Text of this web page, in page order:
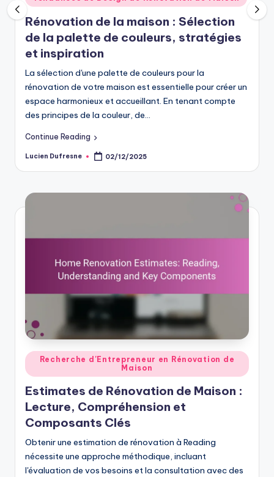
in
Rénovation de la maison : Sélection
de la palette de couleurs, stratégies
et inspiration
La sélection d'une palette de couleurs pour la
rénovation de votre maison est essentielle pour créer un
espace harmonieux et accueillant. En tenant compte
des principes de la couleur, de…
Continue Reading
Posted
Lucien Dufresne 02/12/2025
Posted
in
Recherche d'Entrepreneur en Rénovation de
Maison
Estimates de Rénovation de Maison :
Lecture, Compréhension et
Composants Clés
Obtenir une estimation de rénovation à Reading
nécessite une approche méthodique, incluant
l'évaluation de vos besoins et la consultation avec des